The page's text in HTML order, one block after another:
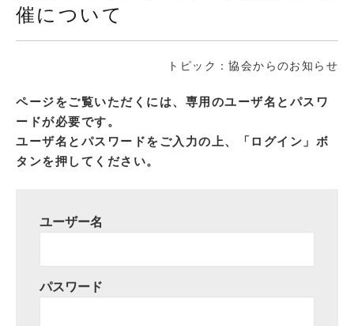
催について
トピック：協会からのお知らせ
ページをご覧いただくには、専用のユーザ名とパスワ
ードが必要です。
ユーザ名とパスワードをご入力の上、「ログイン」ボ
タンを押してください。
ユーザー名
パスワード